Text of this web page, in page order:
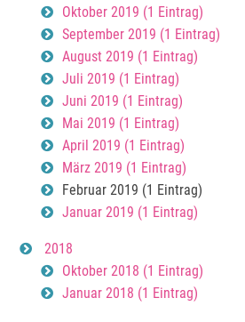
Oktober 2019 (1 Eintrag)
September 2019 (1 Eintrag)
August 2019 (1 Eintrag)
Juli 2019 (1 Eintrag)
Juni 2019 (1 Eintrag)
Mai 2019 (1 Eintrag)
April 2019 (1 Eintrag)
März 2019 (1 Eintrag)
Februar 2019 (1 Eintrag)
Januar 2019 (1 Eintrag)
2018
Oktober 2018 (1 Eintrag)
Januar 2018 (1 Eintrag)